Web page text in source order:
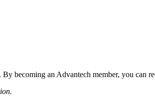
becoming an Advantech member, you can